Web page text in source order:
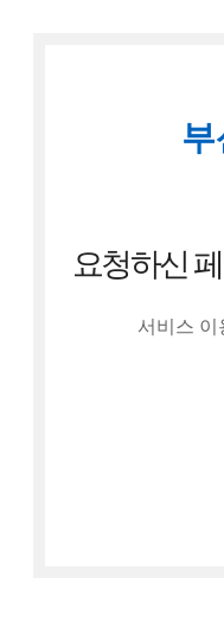
요청하신
서비스 이